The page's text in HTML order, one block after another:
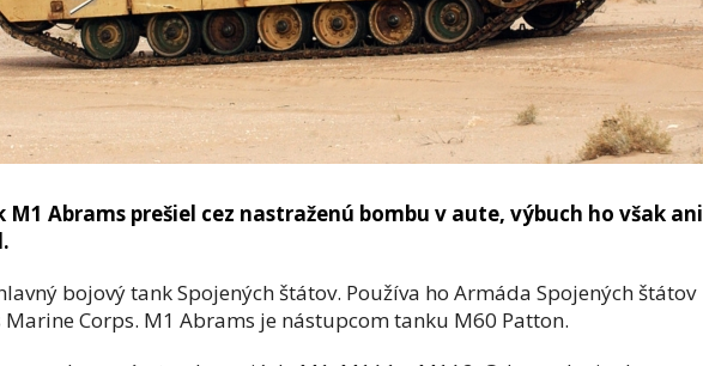
Abrams prešiel cez nastraženú bombu v aute, výbuch ho však ani
bojový tank Spojených štátov. Používa ho Armáda Spojených štátov
Marine Corps. M1 Abrams je nástupcom tanku M60 Patton.